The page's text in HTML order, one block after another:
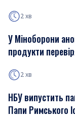
2 хв
У Міноборони
продукти
2 хв
НБУ випустить
Папи Римського